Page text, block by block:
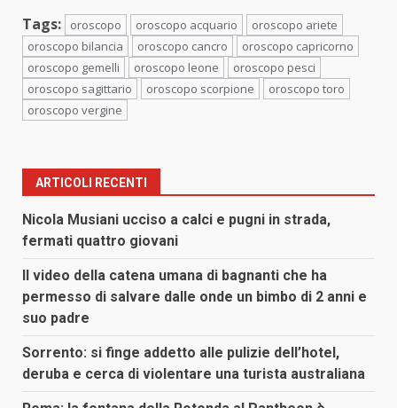
Tags: oroscopo oroscopo acquario
oroscopo ariete
oroscopo bilancia
oroscopo cancro
oroscopo capricorno
oroscopo gemelli
oroscopo leone
oroscopo pesci
oroscopo sagittario
oroscopo scorpione
oroscopo toro
oroscopo vergine
ARTICOLI RECENTI
Nicola Musiani ucciso a calci e pugni in strada,
fermati quattro giovani
Il video della catena umana di bagnanti che ha
permesso di salvare dalle onde un bimbo di 2 anni e
suo padre
Sorrento: si finge addetto alle pulizie dell’hotel,
deruba e cerca di violentare una turista australiana